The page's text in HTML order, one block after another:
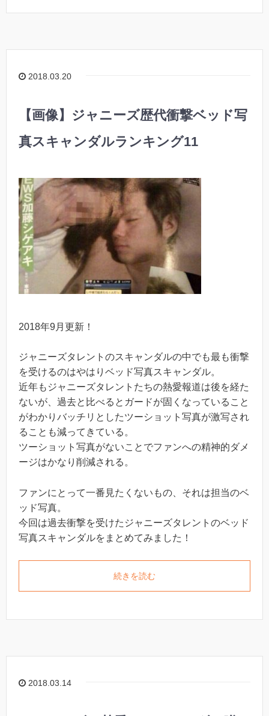
2018.03.20
【画像】ジャニーズ歴代衝撃ベッド写
真スキャンダルランキング11
2018年9月更新！
ジャニーズタレントのスキャンダルの中でも最も衝撃
を受けるのはやはりベッド写真スキャンダル。
近年もジャニーズタレントたちの熱愛報道は後を経た
ないが、過去と比べるとガードが固くなっていること
がわかりバッチリとしたツーショット写真が激写され
ることも減ってきている。
ツーショット写真がないことでファンへの精神的ダメ
ージはかなり削減される。
ファンにとって一番見たくないもの、それは担当のベ
ッド写真。
今回は過去衝撃を受けたジャニーズタレントのベッド
写真スキャンダルをまとめてみました！
続きを読む
2018.03.14